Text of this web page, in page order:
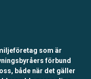
som är
förbund
både när det gäller